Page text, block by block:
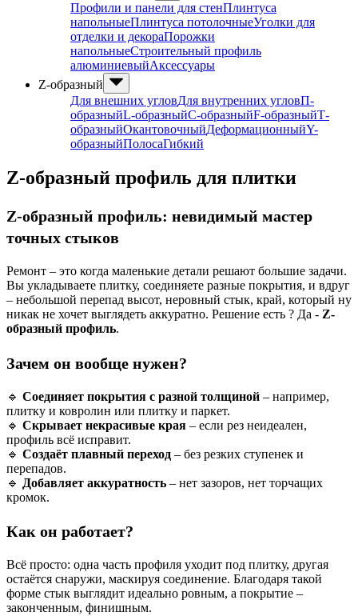
Профили и панели для стенПлинтуса
напольныеПлинтуса потолочныеУголки для
отделки и декораПорожки
напольныеСтроительный профиль
алюминиевыйАксессуары
Z-образный
Для внешних угловДля внутренних угловП-
образныйL-образныйС-образныйF-образныйТ-
образныйОкантовочныйДеформационныйY-
образныйПолосаГибкий
Z-образный профиль для плитки
Z-образный профиль: невидимый мастер
точных стыков
Ремонт – это когда маленькие детали решают большие задачи.
Вы укладываете плитку, соединяете разные покрытия, и вдруг
– небольшой перепад высот, неровный стык, край, который ну
никак не хочет выглядеть аккуратно. Решение есть ? Да - Z-
образный профиль.
Зачем он вообще нужен?
🔹 Соединяет покрытия с разной толщиной – например,
плитку и ковролин или плитку и паркет.
🔹 Скрывает некрасивые края – если рез неидеален,
профиль всё исправит.
🔹 Создаёт плавный переход – без резких ступенек и
перепадов.
🔹 Добавляет аккуратность – нет зазоров, нет торчащих
кромок.
Как он работает?
Всё просто: одна часть профиля уходит под плитку, другая
остаётся снаружи, маскируя соединение. Благодаря такой
форме стык выглядит идеально ровным, а покрытие –
законченным, финишным.